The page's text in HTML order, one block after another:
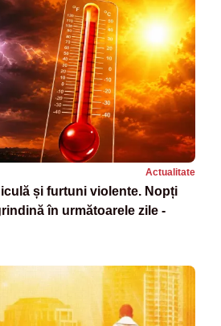
Actualitate
și furtuni violente. Nopți
în următoarele zile -